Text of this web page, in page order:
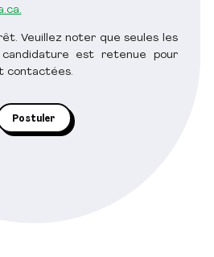
Veuillez noter que seules les
est retenue pour
contactées.
Postuler